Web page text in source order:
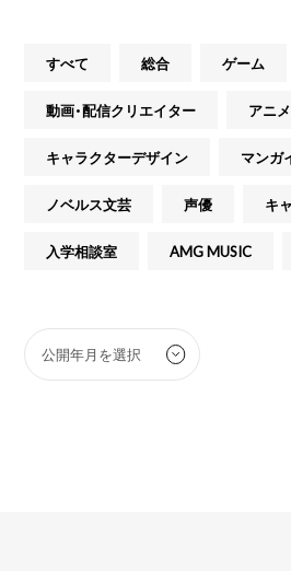
すべて 総合 ゲーム
動画・配信クリエイター アニ
キャラクターデザイン マンガ
ノベルス文芸 声優 キ
入学相談室 AMG MUSIC